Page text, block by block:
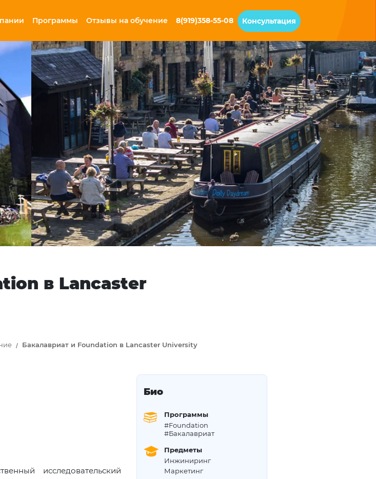
Программы Отзывы на обучение 8(919)358-55-08 Консультация
в Lancaster
Бакалавриат и Foundation в Lancaster University
исследовательский
Био
Программы
#Foundation
#Бакалавриат
Предметы
Инжиниринг
Маркетинг